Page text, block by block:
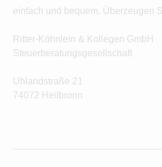
einfach und bequem. Überzeugen
Ritter-Köhnlein & Kollegen GmbH
Steuerberatungsgesellschaft
Uhlandstraße 21
74072 Heilbronn